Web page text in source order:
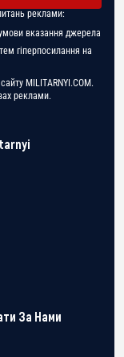
реклами:
вказання джерела
гіперпосилання на
MILITARNYI.COM.
реклами.
За Нами